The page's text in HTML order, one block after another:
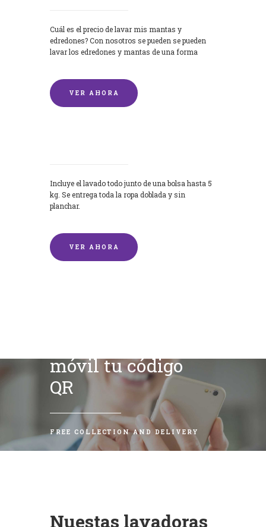
Cuál es el precio de lavar mis mantas y
edredones? Con nosotros se pueden se pueden
lavar los edredones y mantas de una forma
VER AHORA
Incluye el lavado todo junto de una bolsa hasta 5
kg. Se entrega toda la ropa doblada y sin
planchar.
VER AHORA
móvil tu código
QR
FREE COLLECTION AND DELIVERY
Nuestas lavadoras